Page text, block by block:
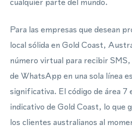
Para las empresas que desean
local sólida en Gold Coast,
número virtual para recibir SMS,
de WhatsApp en una sola línea
significativa. El código de área 7
indicativo de Gold Coast, lo que
los clientes australianos al